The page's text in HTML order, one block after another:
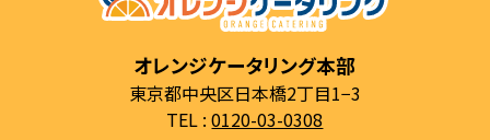
オレンジケータリング本部
東京都中央区日本橋2丁目1−3
TEL :0120-03-0308